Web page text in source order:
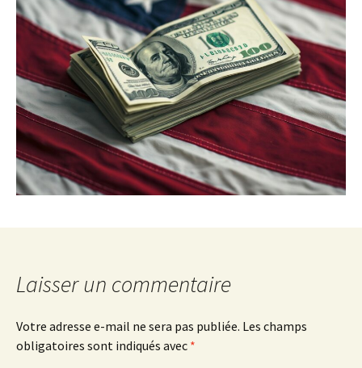
Laisser un commentaire
Votre adresse e-mail ne sera pas publiée. Les champs
obligatoires sont indiqués avec *